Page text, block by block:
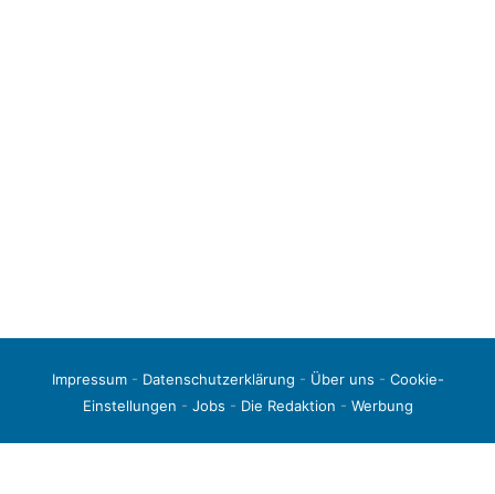
Impressum- Datenschutzerklärung - Über uns - Cookie-
Einstellungen - Jobs - Die Redaktion - Werbung